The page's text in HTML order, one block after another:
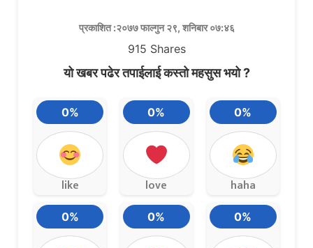
प्रकाशित :२०७७ फाल्गुन २९, शनिबार ०७:४६
915 Shares
यो खबर पढेर तपाईलाई कस्तो महसुस भयो ?
0%
like
0%
love
0%
haha
0% 0% 0%